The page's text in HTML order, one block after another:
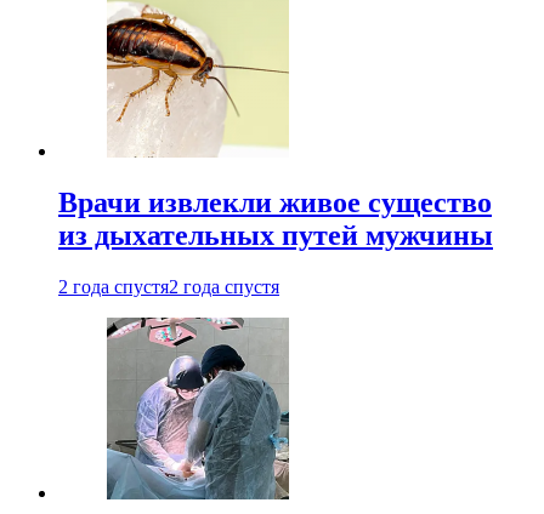
Врачи извлекли живое существо
из дыхательных путей мужчины
2 года спустя2 года спустя